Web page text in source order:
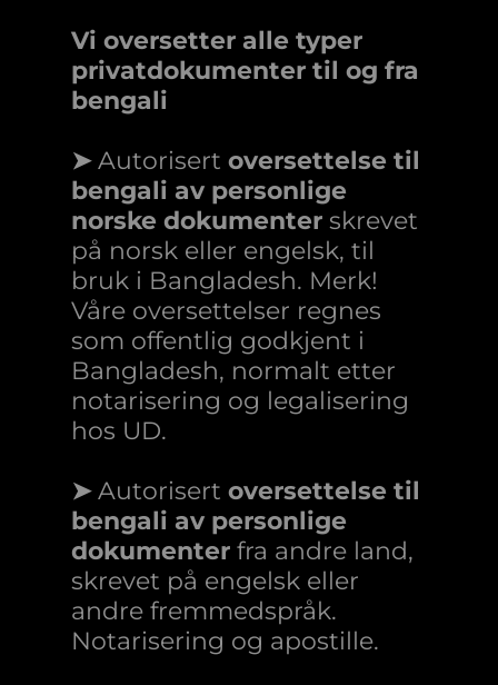
Vi oversetter alle typer
privatdokumenter til og fra
bengali
➤Autorisert oversettelse til
bengali av personlige
norske dokumenter skrevet
på norsk eller engelsk, til
bruk i Bangladesh. Merk!
Våre oversettelser regnes
som offentlig godkjent i
Bangladesh, normalt etter
notarisering og legalisering
hos UD.
➤Autorisert oversettelse til
bengali av personlige
dokumenter fra andre land,
skrevet på engelsk eller
andre fremmedspråk.
Notarisering og apostille.